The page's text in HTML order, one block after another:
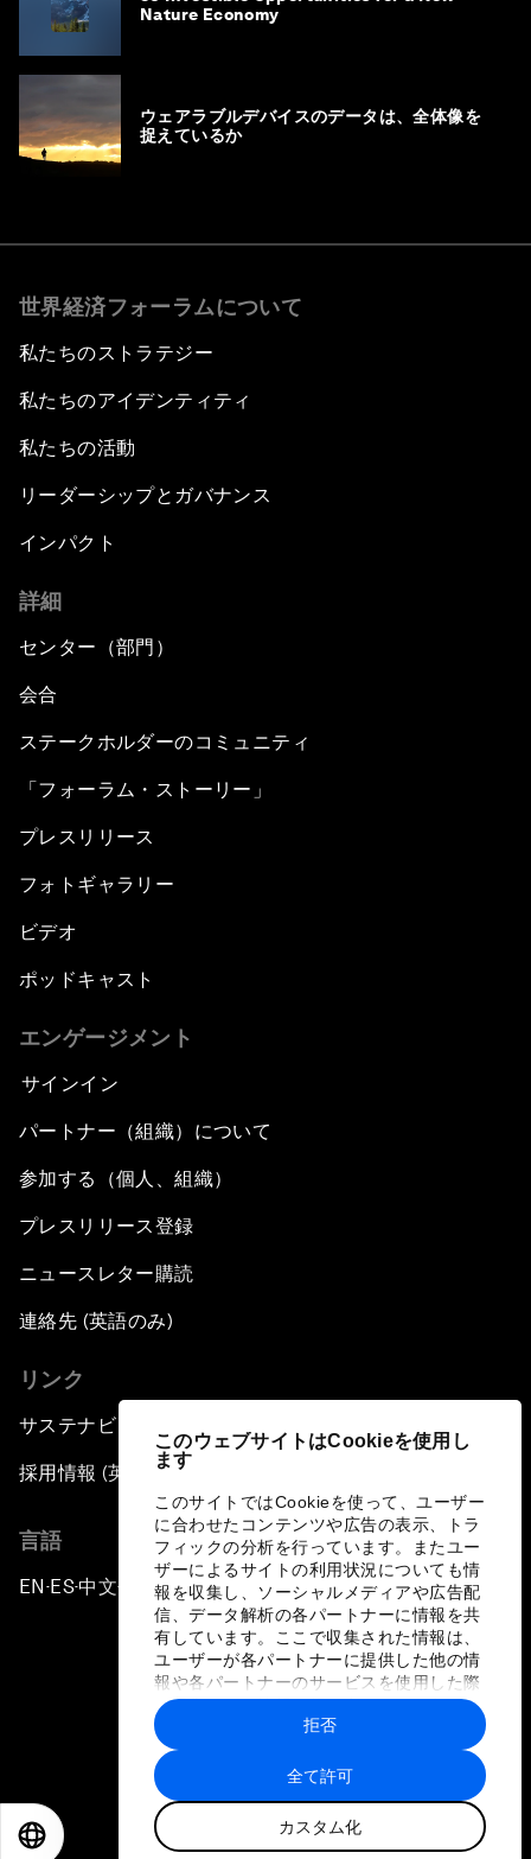
このウェブサイトはCookieを使用し
ます
このサイトではCookieを使って、ユーザー
に合わせたコンテンツや広告の表示、トラ
フィックの分析を行っています。またユー
ザーによるサイトの利用状況についても情
報を収集し、ソーシャルメディアや広告配
信、データ解析の各パートナーに情報を共
有しています。ここで収集された情報は、
ユーザーが各パートナーに提供した他の情
報や各パートナーのサービスを使用した際
に収集された情報と組み合わされ、各パー
トナーによって使用されることがありま
す。
全て許可
カスタム化
拒否
Nature Economy
ウェアラブルデバイスのデータは、全体像を
捉えているか
世界経済フォーラムについて
私たちのストラテジー
私たちのアイデンティティ
私たちの活動
リーダーシップとガバナンス
インパクト
詳細
センター（部門）
会合
ステークホルダーのコミュニティ
「フォーラム・ストーリー」
プレスリリース
フォトギャラリー
ビデオ
ポッドキャスト
エンゲージメント
サインイン
パートナー（組織）について
参加する（個人、組織）
プレスリリース登録
ニュースレター購読
連絡先 (英語のみ)
リンク
サステナビリティへの取り組み
採用情報 (英語のみ)
言語
EN ▪ES▪中文▪ 日本語
プライバシーポリシーと利用規約
サイトマップ
©
世界経済フォーラム